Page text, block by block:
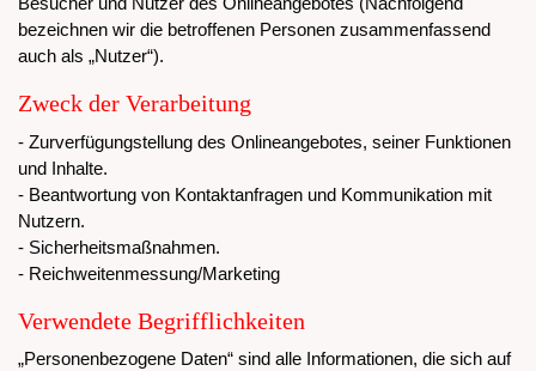
bezeichnen wir die betroffenen Personen zusammenfassend
auch als „Nutzer“).
Zweck der Verarbeitung
- Zurverfügungstellung des Onlineangebotes, seiner Funktionen
und Inhalte.
- Beantwortung von Kontaktanfragen und Kommunikation mit
Nutzern.
- Sicherheitsmaßnahmen.
- Reichweitenmessung/Marketing
Verwendete Begrifflichkeiten
„Personenbezogene Daten“ sind alle Informationen, die sich auf